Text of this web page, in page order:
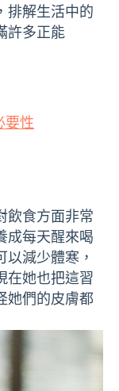
排解生活中的
許多正能
要性
飲食方面非常
成每天醒來喝
減少體寒，
在她也把這習
她們的皮膚都